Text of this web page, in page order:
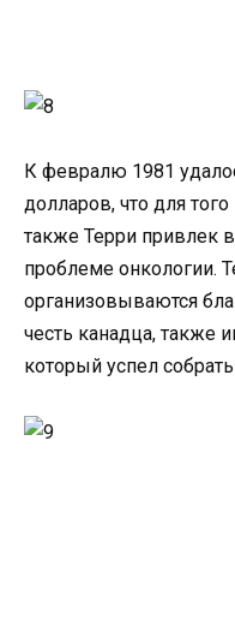
К февралю 1981
долларов, что для
также Терри привлек
проблеме онкологии.
организовываются
честь канадца, также
который успел